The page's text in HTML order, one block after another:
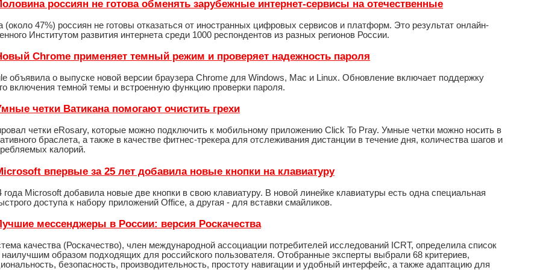
россиян не готова обменять зарубежные интернет-сервисы на отечественные
(около 47%) россиян не готовы отказаться от иностранных цифровых сервисов и платформ. Это результат онлайн-
Институтом развития интернета среди 1000 респондентов из разных регионов России.
Chrome применяет темный режим и проверяет надежность пароля
объявила о выпуске новой версии браузера Chrome для Windows, Mac и Linux. Обновление включает поддержку
включения темной темы и встроенную функцию проверки пароля.
четки Ватикана помогают очистить грехи
четки eRosary, которые можно подключить к мобильному приложению Click To Pray. Умные четки можно носить в
браслета, а также в качестве фитнес-трекера для отслеживания дистанции в течение дня, количества шагов и
калорий.
впервые за 25 лет добавила новые кнопки на клавиатуру
Microsoft добавила новые две кнопки в свою клавиатуру. В новой линейке клавиатуры есть одна специальная
доступа к набору приложений Office, а другая - для вставки смайликов.
мессенджеры в России: версия Роскачества
качества (Роскачество), член международной ассоциации потребителей исследований ICRT, определила список
образом подходящих для российского пользователя. Отобранные эксперты выбрали 68 критериев,
безопасность, производительность, простоту навигации и удобный интерфейс, а также адаптацию для